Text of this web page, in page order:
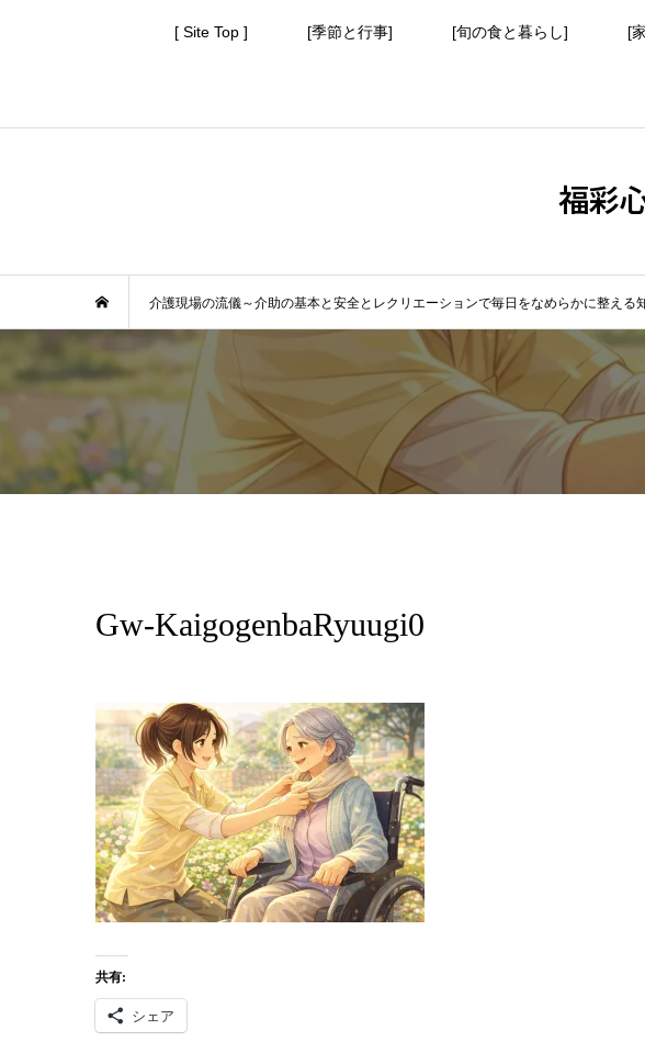
[ Site Top ] [季節と行事] [旬の食と暮らし] [
福彩
介護現場の流儀～介助の基本と安全とレクリエーションで毎日をなめらかに整える
Gw-KaigogenbaRyuugi0
共有:
シェア